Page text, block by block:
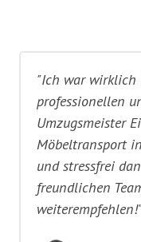
"Ich war wirklich
professionellen
Umzugsmeister
Möbeltransport
und stressfrei
freundlichen